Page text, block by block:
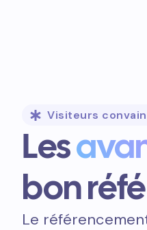
Visiteurs
Les
bon
Le